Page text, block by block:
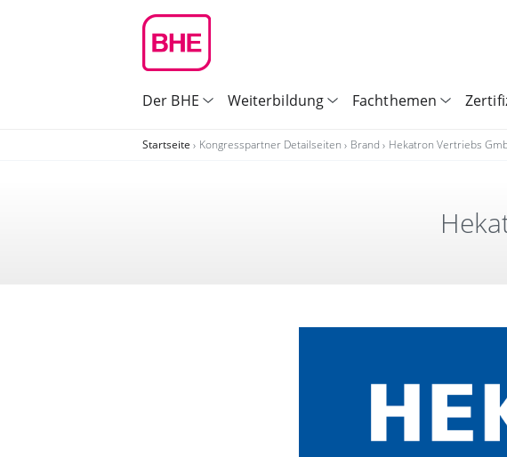
Der BHE Weiterbildung Fachthemen
Startseite Kongresspartner Detailseiten Brand Hekatron Vertriebs